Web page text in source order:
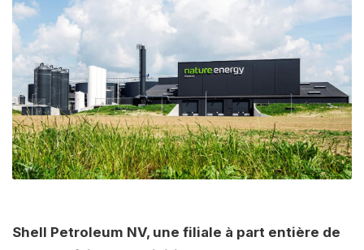
Shell Petroleum NV, une filiale à part entière de